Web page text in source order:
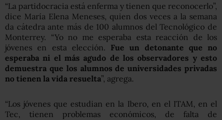
“La partidocracia está enferma y tienen que reconocerlo”,
dice María Elena Meneses, quien dos veces a la semana
da cátedra ante más de 100 alumnos del Tecnológico de
Monterrey. “Yo no me esperaba esta reacción de los
jóvenes en esta elección. Fue un detonante que no
esperaba ni el más agudo de los observadores y esto
demuestra que los alumnos de universidades privadas
no tienen la vida resuelta”, agrega.
“Los jóvenes que estudian en la Ibero, en el ITAM, en el
Tec, tienen problemas económicos, de falta de